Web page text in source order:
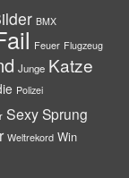
BMX
Feuer Flugzeug
Junge Katze
Polizei
SexySprung
Weltrekord Win